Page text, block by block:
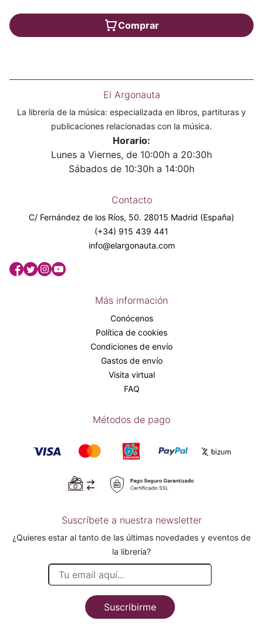
Comprar
El Argonauta
La librería de la música: especializada en libros, partituras y
publicaciones relacionadas con la música.
Horario:
Lunes a Viernes, de 10:00h a 20:30h
Sábados de 10:30h a 14:00h
Contacto
C/ Fernández de los Ríos, 50. 28015 Madrid (España)
(+34) 915 439 441
info@elargonauta.com
Más información
Conócenos
Política de cookies
Condiciones de envío
Gastos de envío
Visita virtual
FAQ
Métodos de pago
Suscríbete a nuestra newsletter
¿Quieres estar al tanto de las últimas novedades y eventos de
la librería?
Suscribirme